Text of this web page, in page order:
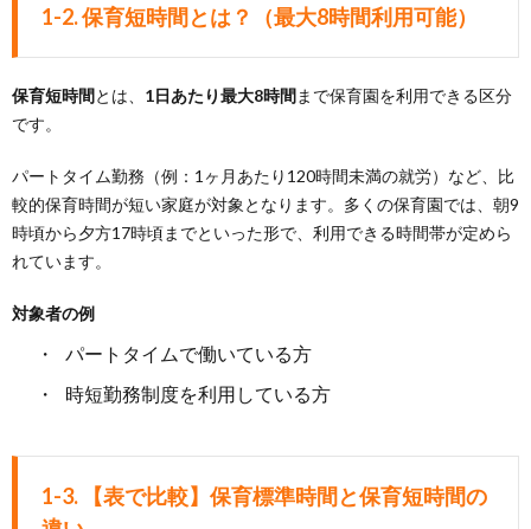
1-2. 保育短時間とは？（最大8時間利用可能）
保育短時間とは、 1日あたり最大8時間まで保育園を利用できる区分
です。
パートタイム勤務（例：1ヶ月あたり120時間未満の就労）など、比
較的保育時間が短い家庭が対象となります。多くの保育園では、朝9
時頃から夕方17時頃までといった形で、利用できる時間帯が定めら
れています。
対象者の例
パートタイムで働いている方
時短勤務制度を利用している方
1-3. 【表で比較】保育標準時間と保育短時間の